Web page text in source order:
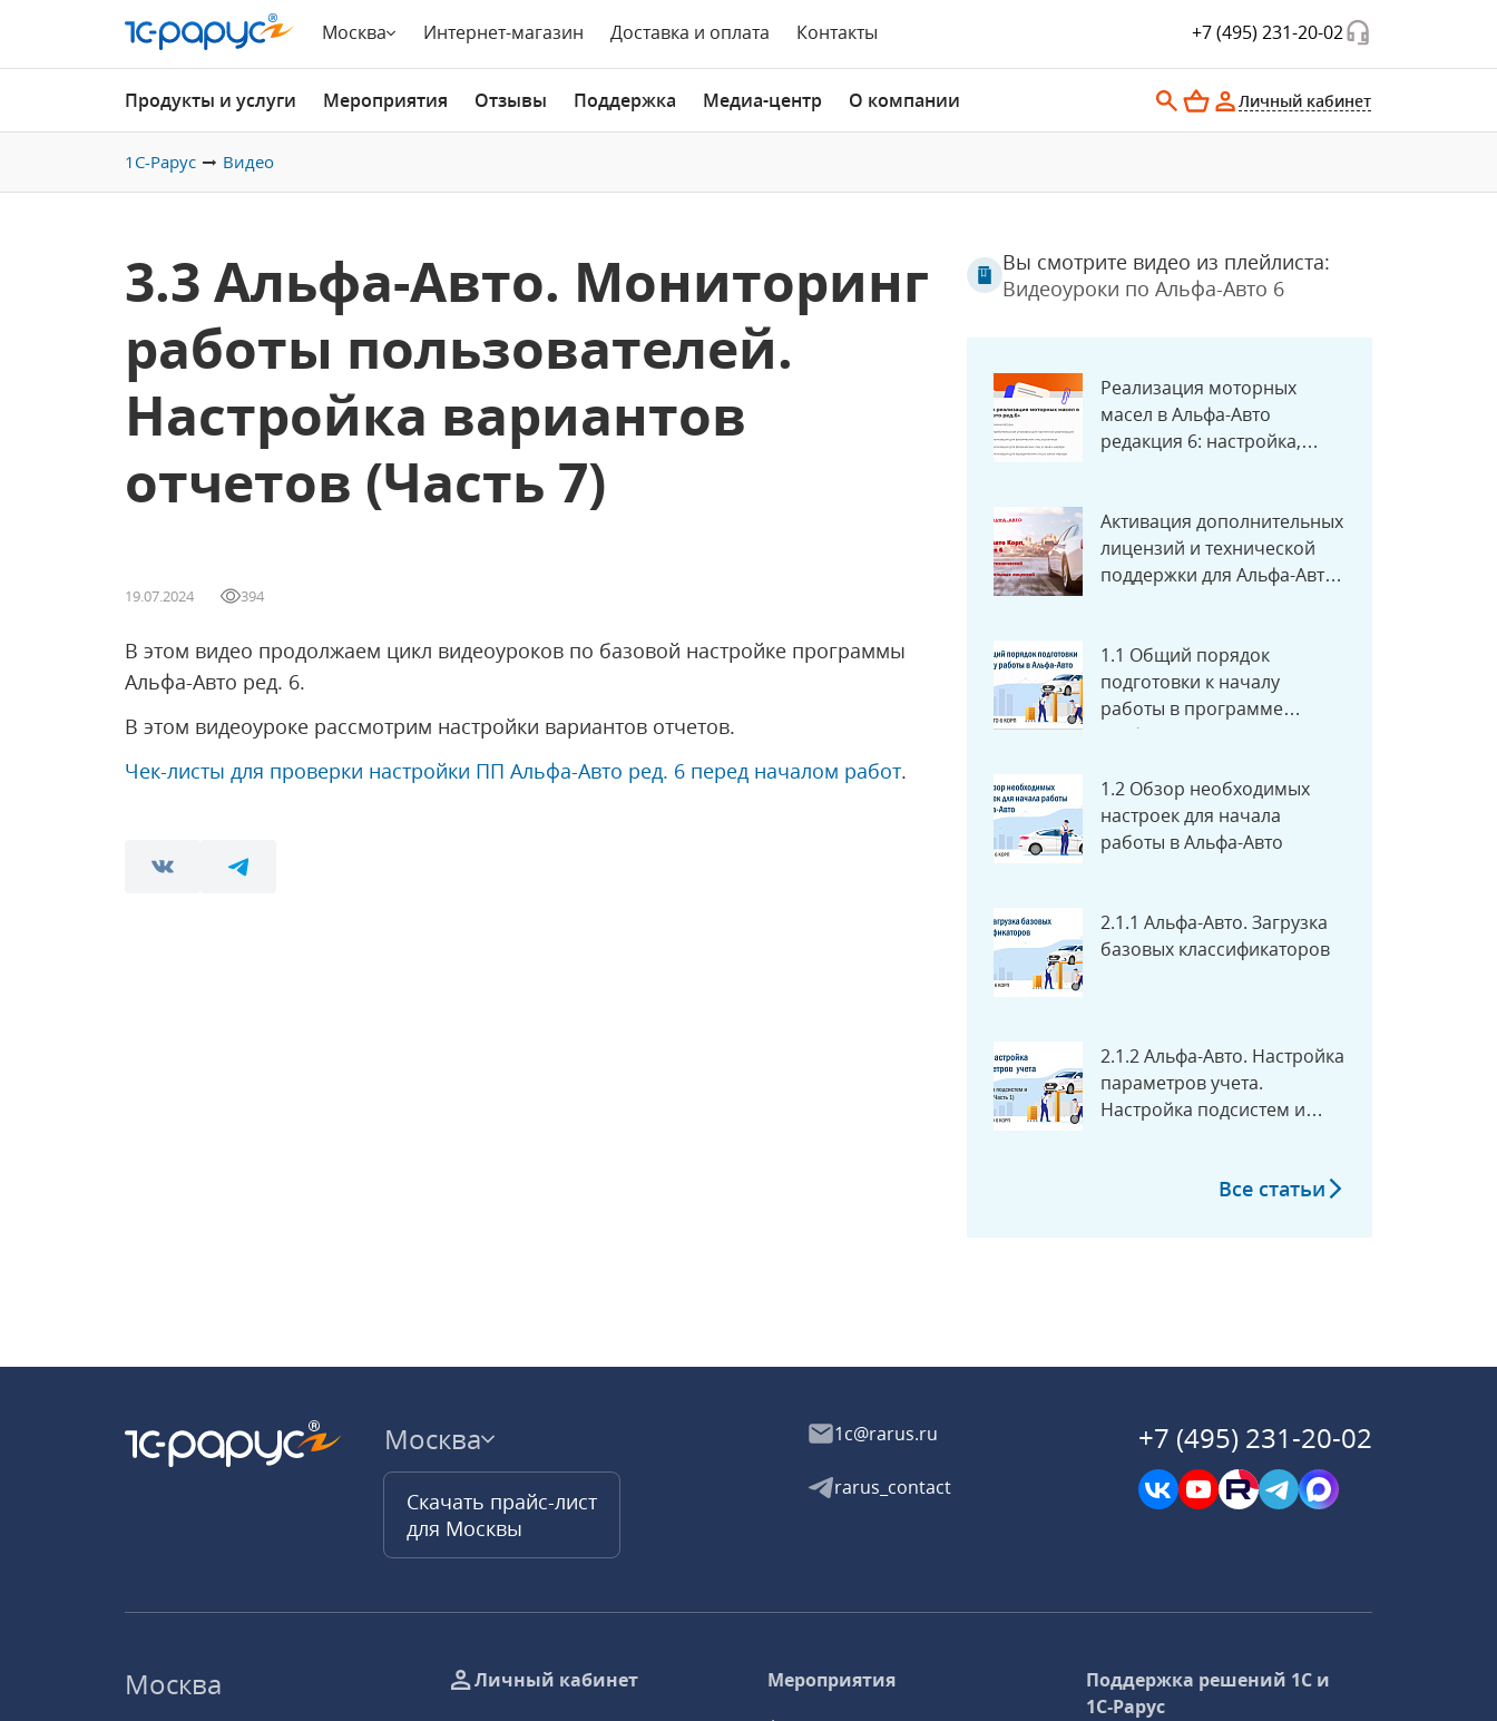
Москва Интернет-магазин Доставка и оплата Контакты +7 (495) 231-20-02
Продукты и услуги Мероприятия Отзывы Поддержка Медиа-центр О компании Личный кабинет
1С-Рарус Видео
3.3 Альфа-Авто. Мониторинг
работы пользователей.
Настройка вариантов
отчетов (Часть 7)
19.07.2024 394
В этом видео продолжаем цикл видеоуроков по базовой настройке программы
Альфа-Авто ред. 6.
В этом видеоуроке рассмотрим настройки вариантов отчетов.
Чек-листы для проверки настройки ПП Альфа-Авто ред. 6 перед началом работ.
Вы смотрите видео из плейлиста:
Видеоуроки по Альфа-Авто 6
Реализация моторных
масел в Альфа-Авто
редакция 6: настройка,
Активация дополнительных
лицензий и технической
поддержки для Альфа-Авто
1.1 Общий порядок
подготовки к началу
работы в программе
Альфа-Авто
1.2 Обзор необходимых
настроек для начала
работы в Альфа-Авто
2.1.1 Альфа-Авто. Загрузка
базовых классификаторов
2.1.2 Альфа-Авто. Настройка
параметров учета.
Настройка подсистем и
Все статьи
Москва
Скачать прайс-лист
для Москвы
1c@rarus.ru
rarus_contact
+7 (495) 231-20-02
Москва
Личный кабинет
Мероприятия
Поддержка решений 1С и
1С‑Рарус